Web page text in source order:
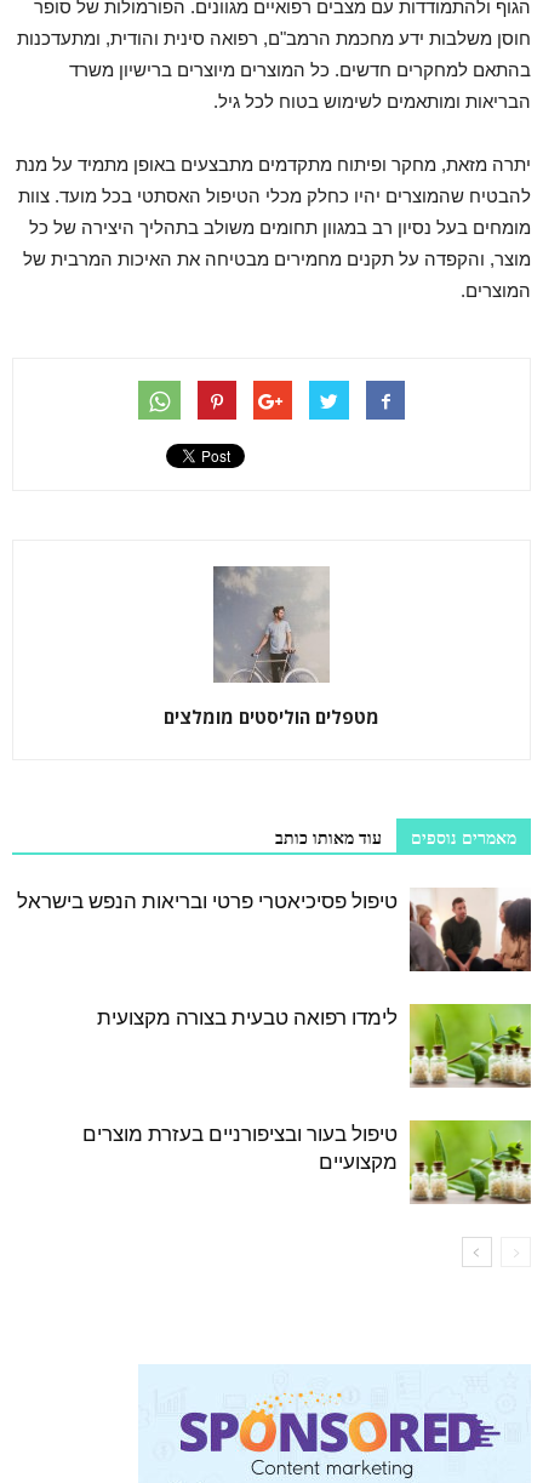
הגוף ולהתמודדות עם מצבים רפואיים מגוונים. הפורמולות של סופר
חוסן משלבות ידע מחכמת הרמב"ם, רפואה סינית והודית, ומתעדכנות
בהתאם למחקרים חדשים. כל המוצרים מיוצרים ברישיון משרד
הבריאות ומותאמים לשימוש בטוח לכל גיל.
יתרה מזאת, מחקר ופיתוח מתקדמים מתבצעים באופן מתמיד על מנת
להבטיח שהמוצרים יהיו כחלק מכלי הטיפול האסתטי בכל מועד. צוות
מומחים בעל נסיון רב במגוון תחומים משולב בתהליך היצירה של כל
מוצר, והקפדה על תקנים מחמירים מבטיחה את האיכות המרבית של
המוצרים.
מטפלים הוליסטים מומלצים
מאמרים נוספים עוד מאותו כותב
טיפול פסיכיאטרי פרטי ובריאות הנפש בישראל
לימדו רפואה טבעית בצורה מקצועית
טיפול בעור ובציפורניים בעזרת מוצרים
מקצועיים